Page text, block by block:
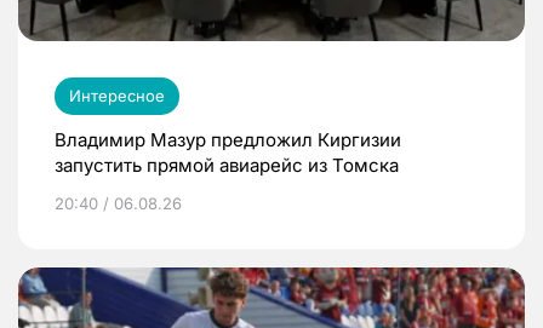
Интересное
Владимир Мазур предложил Киргизии
запустить прямой авиарейс из Томска
20:40 / 06.08.26